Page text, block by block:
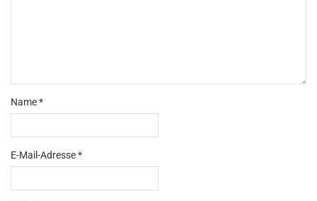
Name*
E-Mail-Adresse*